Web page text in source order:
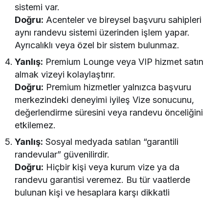
sistemi var.
Doğru: Acenteler ve bireysel başvuru sahipleri
aynı randevu sistemi üzerinden işlem yapar.
Ayrıcalıklı veya özel bir sistem bulunmaz.
Yanlış: Premium Lounge veya VIP hizmet satın
almak vizeyi kolaylaştırır.
Doğru: Premium hizmetler yalnızca başvuru
merkezindeki deneyimi iyileş Vize sonucunu,
değerlendirme süresini veya randevu önceliğini
etkilemez.
Yanlış: Sosyal medyada satılan “garantili
randevular” güvenilirdir.
Doğru: Hiçbir kişi veya kurum vize ya da
randevu garantisi veremez. Bu tür vaatlerde
bulunan kişi ve hesaplara karşı dikkatli